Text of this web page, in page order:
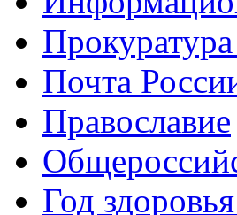
Почта
Православие
Год